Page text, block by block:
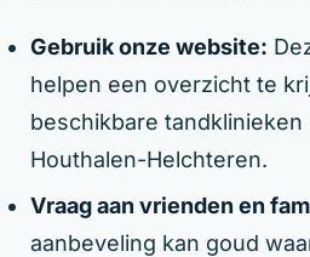
Gebruik onze website:
helpen een overzicht te
beschikbare tandklinieken
Houthalen-Helchteren.
Vraag aan vrienden en
aanbeveling kan goud